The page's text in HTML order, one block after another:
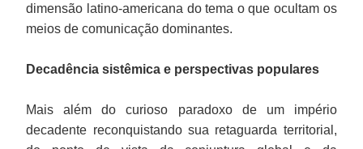
dimensão latino-americana do tema o que ocultam os
meios de comunicação dominantes.
Decadência sistêmica e perspectivas populares
Mais além do curioso paradoxo de um império
decadente reconquistando sua retaguarda territorial,